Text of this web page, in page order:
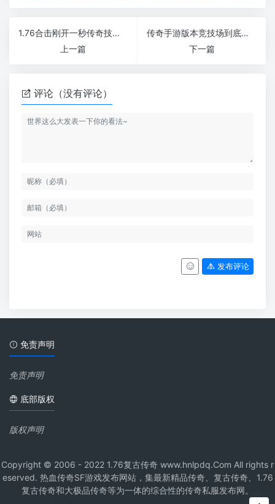
1.76合击刚开一秒传奇技能书怪物刷新时间和刷新地点推荐
上一篇
传奇手游版本竞技场到底都给哪些奖励
下一篇
评论（没有评论）
发布评论
免责声明
免责声明
底部版权
版权声明
Copyright © 2006 - 2022 1.76复古传奇 www.hnlpdq.Com All rights r
eserved. 热血传奇SF游戏发布网站，集最新精品传奇、复古传奇、1.76
复古传奇和大极品传奇等为一体的综合性的传奇私服发布网。